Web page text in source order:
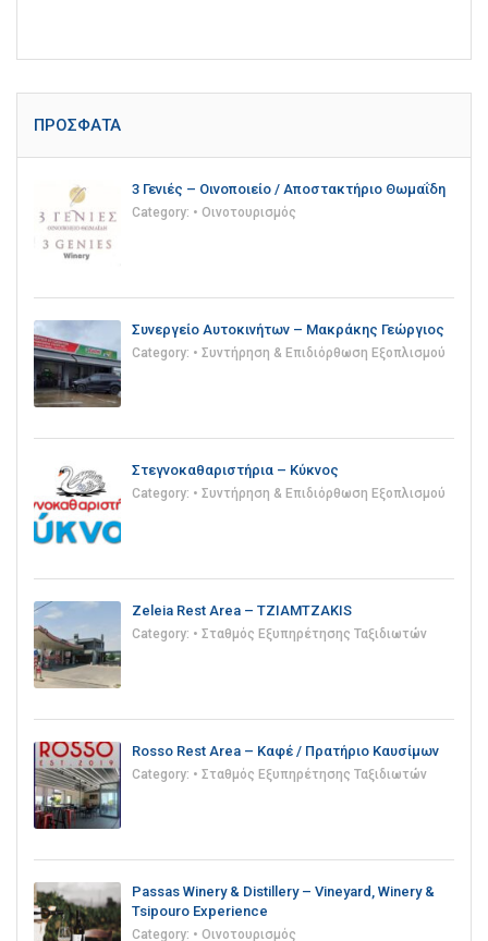
ΠΡΌΣΦΑΤΑ
3 Γενιές – Οινοποιείο / Αποστακτήριο Θωμαΐδη
Category: • Οινοτουρισμός
Συνεργείο Αυτοκινήτων – Μακράκης Γεώργιος
Category: • Συντήρηση & Επιδιόρθωση Εξοπλισμού
Στεγνοκαθαριστήρια – Κύκνος
Category: • Συντήρηση & Επιδιόρθωση Εξοπλισμού
Zeleia Rest Area – TZIAMTZAKIS
Category: • Σταθμός Εξυπηρέτησης Ταξιδιωτών
Rosso Rest Area – Καφέ / Πρατήριο Καυσίμων
Category: • Σταθμός Εξυπηρέτησης Ταξιδιωτών
Passas Winery & Distillery – Vineyard, Winery &
Tsipouro Experience
Category: • Οινοτουρισμός